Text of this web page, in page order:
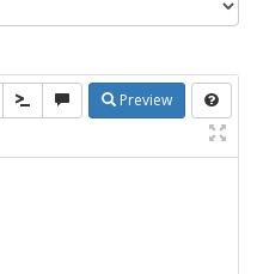
Preview